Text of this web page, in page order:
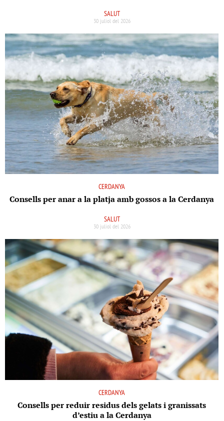
SALUT
30 juliol del 2026
CERDANYA
Consells per anar a la platja amb gossos a la Cerdanya
SALUT
30 juliol del 2026
CERDANYA
Consells per reduir residus dels gelats i granissats
d’estiu a la Cerdanya